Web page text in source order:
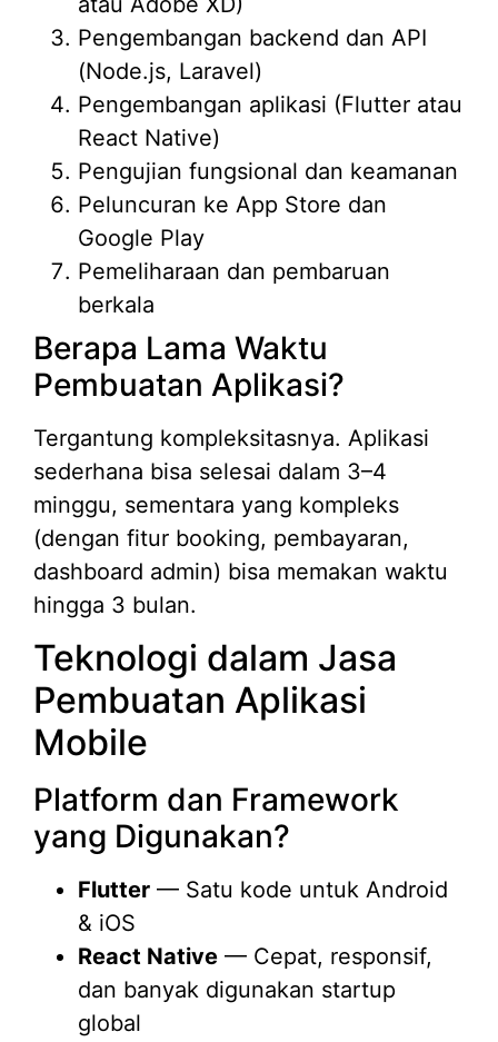
Pengembangan backend dan API
(Node.js, Laravel)
Pengembangan aplikasi (Flutter atau
React Native)
Pengujian fungsional dan keamanan
Peluncuran ke App Store dan
Google Play
Pemeliharaan dan pembaruan
berkala
Berapa Lama Waktu
Pembuatan Aplikasi?
Tergantung kompleksitasnya. Aplikasi
sederhana bisa selesai dalam 3–4
minggu, sementara yang kompleks
(dengan fitur booking, pembayaran,
dashboard admin) bisa memakan waktu
hingga 3 bulan.
Teknologi dalam Jasa
Pembuatan Aplikasi
Mobile
Platform dan Framework
yang Digunakan?
Flutter — Satu kode untuk Android
& iOS
React Native — Cepat, responsif,
dan banyak digunakan startup
global